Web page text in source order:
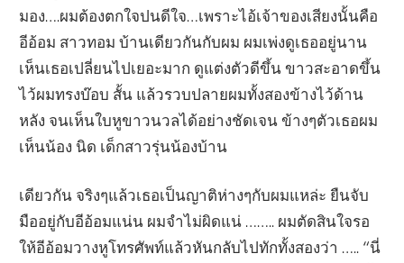
มอง….ผมต้องตกใจปนดีใจ…เพราะไอ้เจ้าของเสียงนั้นคือ
อีอ้อม สาวทอม บ้านเดียวกันกับผม ผมเพ่งดูเธออยู่นาน
เห็นเธอเปลี่ยนไปเยอะมาก ดูแต่งตัวดีขึ้น ขาวสะอาดขึ้น
ไว้ผมทรงบ๊อบ สั้น แล้วรวบปลายผมทั้งสองข้างไว้ด้าน
หลัง จนเห็นใบหูขาวนวลได้อย่างชัดเจน ข้างๆตัวเธอผม
เห็นน้อง นิด เด็กสาวรุ่นน้องบ้าน
เดียวกัน จริงๆแล้วเธอเป็นญาติห่างๆกับผมแหล่ะ ยืนจับ
มืออยู่กับอีอ้อมแน่น ผมจำไม่ผิดแน่ …….. ผมตัดสินใจรอ
ให้อีอ้อมวางหูโทรศัพท์แล้วหันกลับไปทักทั้งสองว่า ….. “นี่